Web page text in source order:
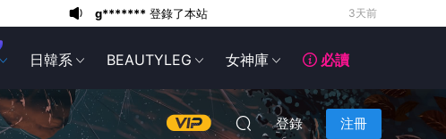
日韓系 BEAUTYLEG 女神庫 必讀
登錄 注冊
6******* 3天前
6******* 3天前
6******* 3天前
6******* 3天前